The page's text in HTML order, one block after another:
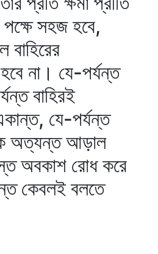
সহজ হবে,
না। যে-পর্যন্ত
বাহিরই
যে-পর্যন্ত
অত্যন্ত আড়াল
অবকাশ রোধ করে
কেবলই বলতে